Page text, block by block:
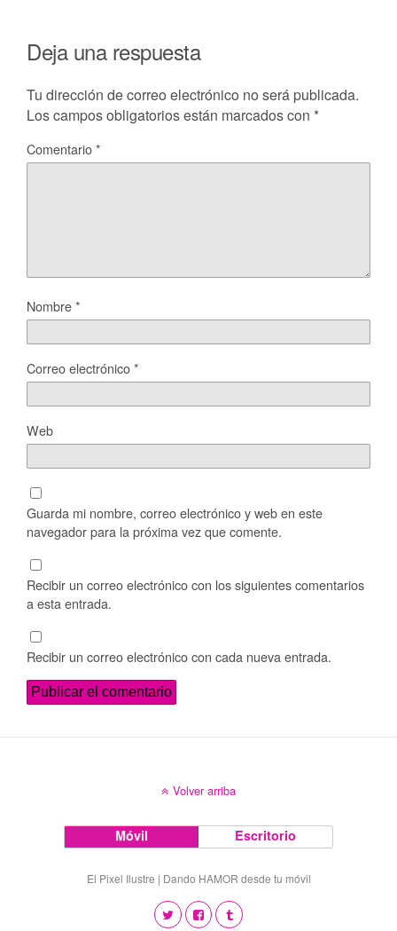
Deja una respuesta
Tu dirección de correo electrónico no será publicada.
Los campos obligatorios están marcados con *
Comentario*
Nombre*
Correo electrónico*
Web
Guarda mi nombre, correo electrónico y web en este
navegador para la próxima vez que comente.
Recibir un correo electrónico con los siguientes comentarios
a esta entrada.
Recibir un correo electrónico con cada nueva entrada.
Volver arriba
Móvil Escritorio
El Pixel Ilustre | Dando HAMOR desde tu móvil